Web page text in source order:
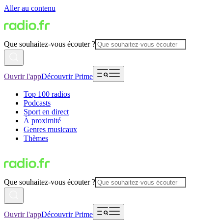
Aller au contenu
Que souhaitez-vous écouter ?
Ouvrir l'appDécouvrir Prime
Top 100 radios
Podcasts
Sport en direct
À proximité
Genres musicaux
Thèmes
Que souhaitez-vous écouter ?
Ouvrir l'appDécouvrir Prime